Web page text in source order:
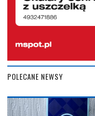
POLECANE NEWSY